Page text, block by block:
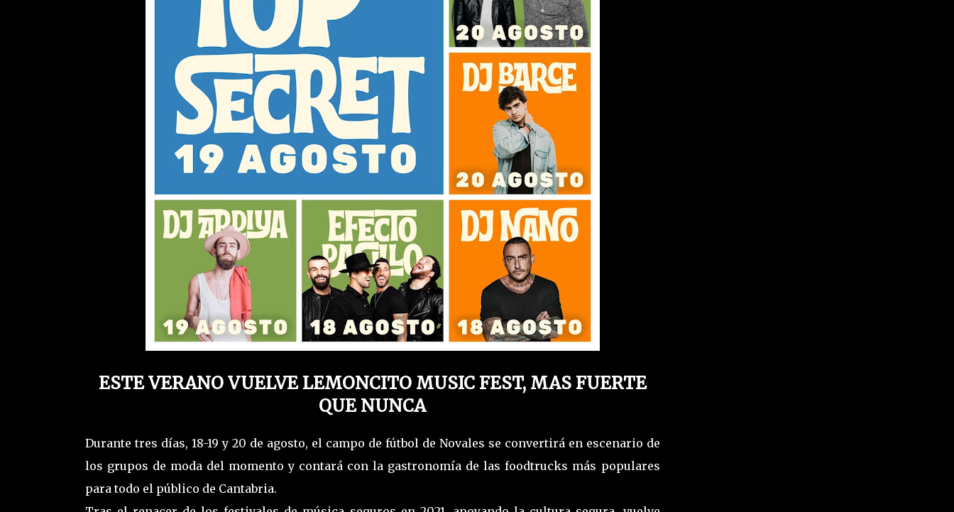
ESTE VERANO VUELVE LEMONCITO MUSIC FEST, MAS FUERTE
QUE NUNCA
Durante tres días, 18-19 y 20 de agosto, el campo de fútbol de Novales se convertirá en escenario de
los grupos de moda del momento y contará con la gastronomía de las foodtrucks más populares
para todo el público de Cantabria.